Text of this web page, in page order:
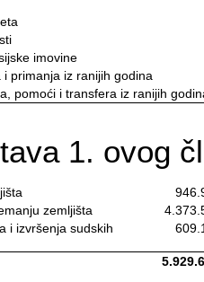
imovine
primanja iz ranijih godina
pomoći i transfera iz ranijih
1. ovog
zemljišta
i izvršenja sudskih